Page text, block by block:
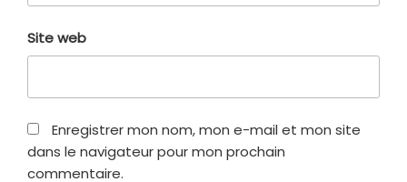
Site web
Enregistrer mon nom, mon e-mail et mon site
dans le navigateur pour mon prochain
commentaire.